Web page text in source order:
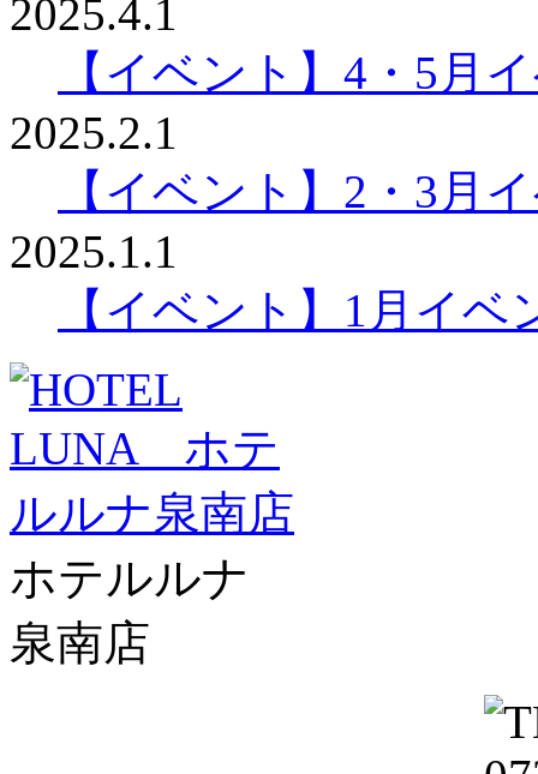
2025.4.1
【イベント】4・5月
2025.2.1
【イベント】2・3月
2025.1.1
【イベント】1月イ
ホテルルナ
泉南店